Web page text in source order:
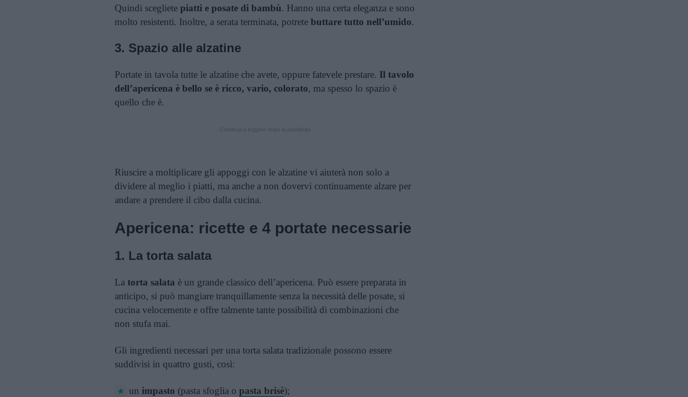
Quindi scegliete piatti e posate di bambù. Hanno una certa eleganza e sono
molto resistenti. Inoltre, a serata terminata, potrete buttare tutto nell’umido.
3. Spazio alle alzatine
Portate in tavola tutte le alzatine che avete, oppure fatevele prestare. Il tavolo
dell’apericena è bello se è ricco, vario, colorato, ma spesso lo spazio è
quello che è.
Riuscire a moltiplicare gli appoggi con le alzatine vi aiuterà non solo a
dividere al meglio i piatti, ma anche a non dovervi continuamente alzare per
andare a prendere il cibo dalla cucina.
Apericena: ricette e 4 portate necessarie
1. La torta salata
La torta salata è un grande classico dell’apericena. Può essere preparata in
anticipo, si può mangiare tranquillamente senza la necessità delle posate, si
cucina velocemente e offre talmente tante possibilità di combinazioni che
non stufa mai.
Gli ingredienti necessari per una torta salata tradizionale possono essere
suddivisi in quattro gusti, così:
un impasto (pasta sfoglia o pasta brisè);